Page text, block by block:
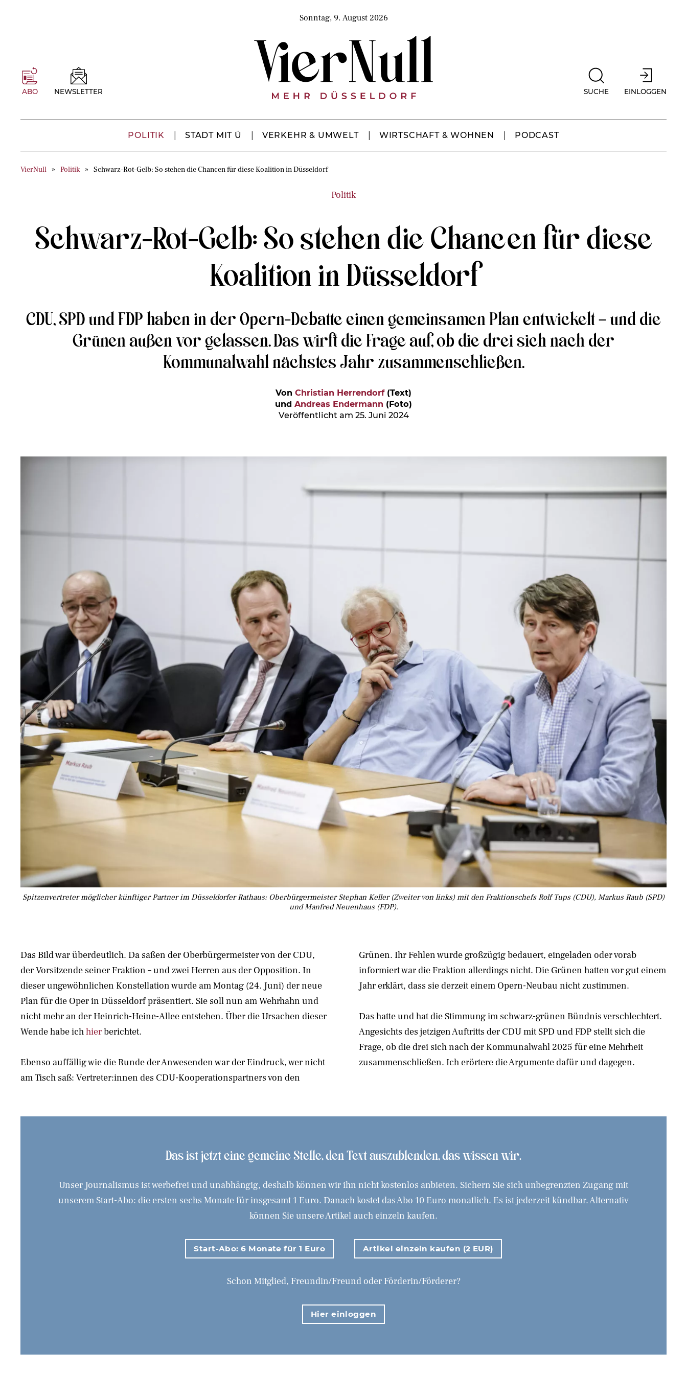
Sonntag, 9. August 2026
ABO NEWSLETTER SUCHE EINLOGGEN
POLITIK STADT MIT Ü VERKEHR & UMWELT WIRTSCHAFT & WOHNEN PODCAST
VierNull Politik Schwarz-Rot-Gelb: So stehen die Chancen für diese Koalition in Düsseldorf
Politik
Schwarz-Rot-Gelb: So stehen die Chancen für diese
Koalition in Düsseldorf
CDU, SPD und FDP haben in der Opern-Debatte einen gemeinsamen Plan entwickelt – und die
Grünen außen vor gelassen. Das wirft die Frage auf, ob die drei sich nach der
Kommunalwahl nächstes Jahr zusammenschließen.
Von Christian Herrendorf(Text)
und Andreas Endermann (Foto)
Veröffentlicht am 25. Juni 2024
Spitzenvertreter möglicher künftiger Partner im Düsseldorfer Rathaus: Oberbürgermeister Stephan Keller (Zweiter von links) mit den Fraktionschefs Rolf Tups (CDU), Markus Raub (SPD)
und Manfred Neuenhaus (FDP).
Das Bild war überdeutlich. Da saßen der Oberbürgermeister von der CDU,
der Vorsitzende seiner Fraktion – und zwei Herren aus der Opposition. In
dieser ungewöhnlichen Konstellation wurde am Montag (24. Juni) der neue
Plan für die Oper in Düsseldorf präsentiert. Sie soll nun am Wehrhahn und
nicht mehr an der Heinrich-Heine-Allee entstehen. Über die Ursachen dieser
Wende habe ichhierberichtet.
Ebenso auffällig wie die Runde der Anwesenden war der Eindruck, wer nicht
am Tisch saß: Vertreter:innen des CDU-Kooperationspartners von den
Grünen. Ihr Fehlen wurde großzügig bedauert, eingeladen oder vorab
informiert war die Fraktion allerdings nicht. Die Grünen hatten vor gut einem
Jahr erklärt, dass sie derzeit einem Opern-Neubau nicht zustimmen.
Das hatte und hat die Stimmung im schwarz-grünen Bündnis verschlechtert.
Angesichts des jetzigen Auftritts der CDU mit SPD und FDP stellt sich die
Frage, ob die drei sich nach der Kommunalwahl 2025 für eine Mehrheit
zusammenschließen. Ich erörtere die Argumente dafür und dagegen.
Das ist jetzt eine gemeine Stelle, den Text auszublenden, das wissen wir.
Unser Journalismus ist werbefrei und unabhängig, deshalb können wir ihn nicht kostenlos anbieten. Sichern Sie sich unbegrenzten Zugang mit
unserem Start-Abo: die ersten sechs Monate für insgesamt 1 Euro. Danach kostet das Abo 10 Euro monatlich. Es ist jederzeit kündbar. Alternativ
können Sie unsere Artikel auch einzeln kaufen.
Start-Abo: 6 Monate für 1 Euro Artikel einzeln kaufen (2 EUR)
Schon Mitglied, Freundin/Freund oder Förderin/Förderer?
Hier einloggen